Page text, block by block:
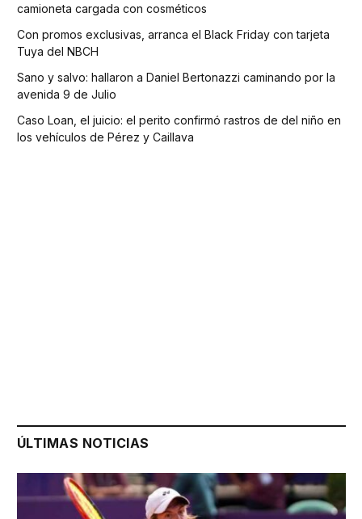
camioneta cargada con cosméticos
Con promos exclusivas, arranca el Black Friday con tarjeta
Tuya del NBCH
Sano y salvo: hallaron a Daniel Bertonazzi caminando por la
avenida 9 de Julio
Caso Loan, el juicio: el perito confirmó rastros de del niño en
los vehículos de Pérez y Caillava
ÚLTIMAS NOTICIAS